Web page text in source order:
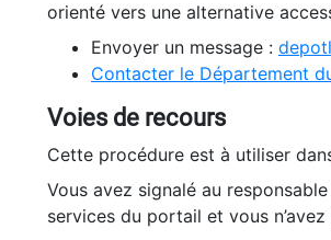
orienté vers une alternative
Envoyer un message :
Contacter le Département
Voies de recours
Cette procédure est à utiliser
Vous avez signalé au
services du portail et vous